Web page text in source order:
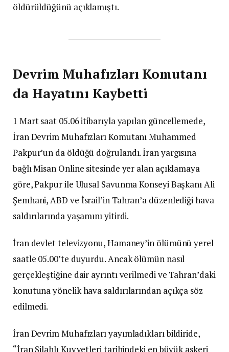
öldürüldüğünü açıklamıştı.
Devrim Muhafızları Komutanı
da Hayatını Kaybetti
1 Mart saat 05.06 itibarıyla yapılan güncellemede,
İran Devrim Muhafızları Komutanı Muhammed
Pakpur’un da öldüğü doğrulandı. İran yargısına
bağlı Misan Online sitesinde yer alan açıklamaya
göre, Pakpur ile Ulusal Savunma Konseyi Başkanı Ali
Şemhani, ABD ve İsrail’in Tahran’a düzenlediği hava
saldırılarında yaşamını yitirdi.
İran devlet televizyonu, Hamaney’in ölümünü yerel
saatle 05.00’te duyurdu. Ancak ölümün nasıl
gerçekleştiğine dair ayrıntı verilmedi ve Tahran’daki
konutuna yönelik hava saldırılarından açıkça söz
edilmedi.
İran Devrim Muhafızları yayımladıkları bildiride,
“İran Silahlı Kuvvetleri tarihindeki en büyük askeri